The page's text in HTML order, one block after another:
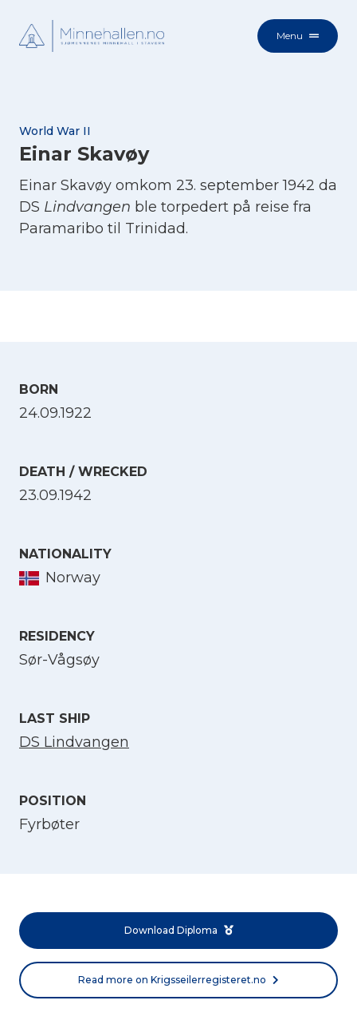
Menu
World War II
Einar Skavøy
Einar Skavøy omkom 23. september 1942 da
DS Lindvangen ble torpedert på reise fra
Paramaribo til Trinidad.
BORN
24.09.1922
DEATH / WRECKED
23.09.1942
NATIONALITY
Norway
RESIDENCY
Sør-Vågsøy
LAST SHIP
DS Lindvangen
POSITION
Fyrbøter
Download Diploma
Read more on Krigsseilerregisteret.no
English
Norsk bokmål